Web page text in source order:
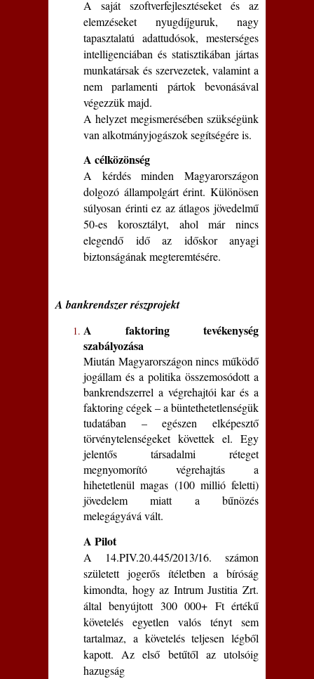
A saját szoftverfejlesztéseket és az
elemzéseket nyugdíjguruk, nagy
tapasztalatú adattudósok, mesterséges
intelligenciában és statisztikában jártas
munkatársak és szervezetek, valamint a
nem parlamenti pártok bevonásával
végezzük majd.
A helyzet megismerésében szükségünk
van alkotmányjogászok segítségére is.
A célközönség
A kérdés minden Magyarországon
dolgozó állampolgárt érint. Különösen
súlyosan érinti ez az átlagos jövedelmű
50-es korosztályt, ahol már nincs
elegendő idő az időskor anyagi
biztonságának megteremtésére.
A bankrendszer részprojekt
A faktoring tevékenység
szabályozása
Miután Magyarországon nincs működő
jogállam és a politika összemosódott a
bankrendszerrel a végrehajtói kar és a
faktoring cégek – a büntethetetlenségük
tudatában – egészen elképesztő
törvénytelenségeket követtek el. Egy
jelentős társadalmi réteget
megnyomorító végrehajtás a
hihetetlenül magas (100 millió feletti)
jövedelem miatt a bűnözés
melegágyává vált.
A Pilot
A 14.PIV.20.445/2013/16. számon
született jogerős ítéletben a bíróság
kimondta, hogy az Intrum Justitia Zrt.
által benyújtott 300 000+ Ft értékű
követelés egyetlen valós tényt sem
tartalmaz, a követelés teljesen légből
kapott. Az első betűtől az utolsóig
hazugság